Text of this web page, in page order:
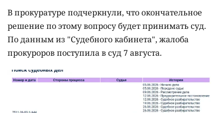
В прокуратуре подчеркнули, что окончательное
решение по этому вопросу будет принимать суд.
По данным из "Судебного кабинета", жалоба
прокуроров поступила в суд 7 августа.